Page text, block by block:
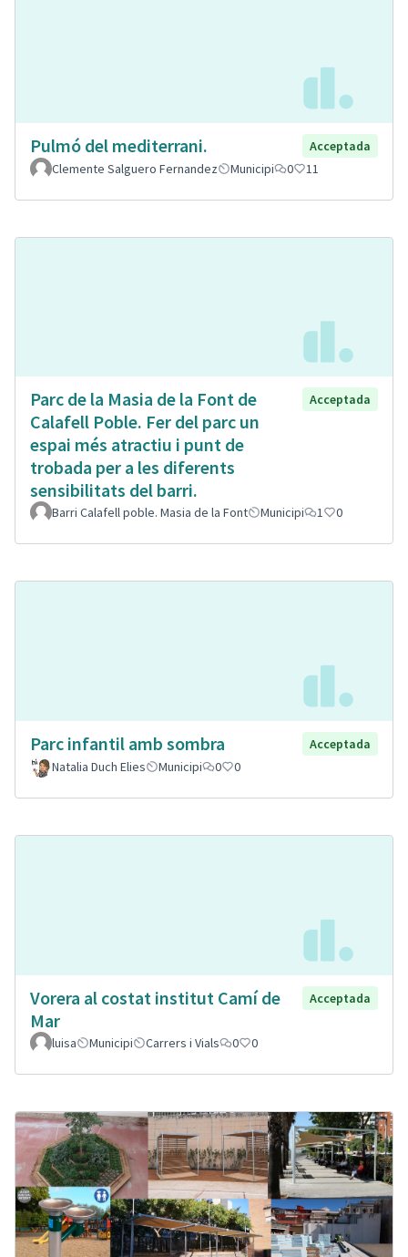
Pulmó del mediterrani.
Acceptada
Clemente Salguero Fernandez
Municipi 0 11
Parc de la Masia de la Font de
Calafell Poble. Fer del parc un
espai més atractiu i punt de
trobada per a les diferents
sensibilitats del barri.
Acceptada
Barri Calafell poble. Masia de la Font Municipi 1 0
Parc infantil amb sombra
Acceptada
Natalia Duch Elies
Municipi 0 0
Vorera al costat institut Camí de
Mar
Acceptada
luisa Municipi Carrers i Vials 0 0